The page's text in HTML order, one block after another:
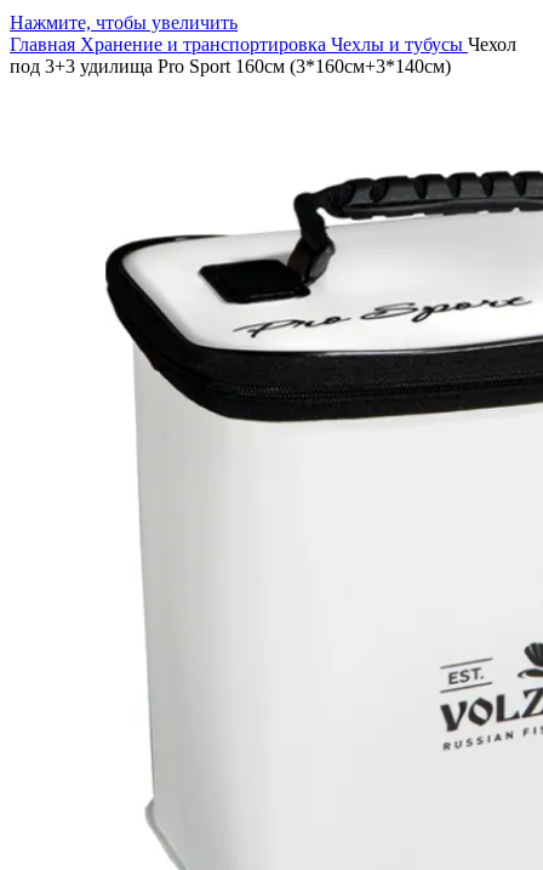
Нажмите, чтобы увеличить
Главная Хранение и транспортировка Чехлы и тубусы Чехол
под 3+3 удилища Pro Sport 160см (3*160см+3*140см)